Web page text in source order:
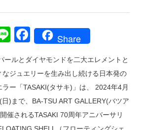
Li
e
F
c
e
b
o
Share
ールとダイヤモンドを二大エレメントと
なジュエリーを生み出し続ける日本発の
ー「TASAKI(タサキ)」は、 2024年4月
)まで、BA-TSU ART GALLERY(バツア
催されるTASAKI 70周年アニバーサリ